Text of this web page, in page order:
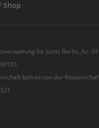
Shop
für Justiz Berlin, Az:
befreit von der